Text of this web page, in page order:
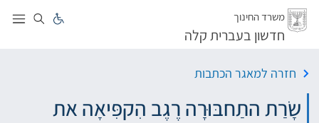
דלג
משרד החינוך
חדשון בעברית קלה
חזרה למאגר הכתבות
שָׂרַת התַחבּוּרָה רֶגֶב הִקפִּיאָה את